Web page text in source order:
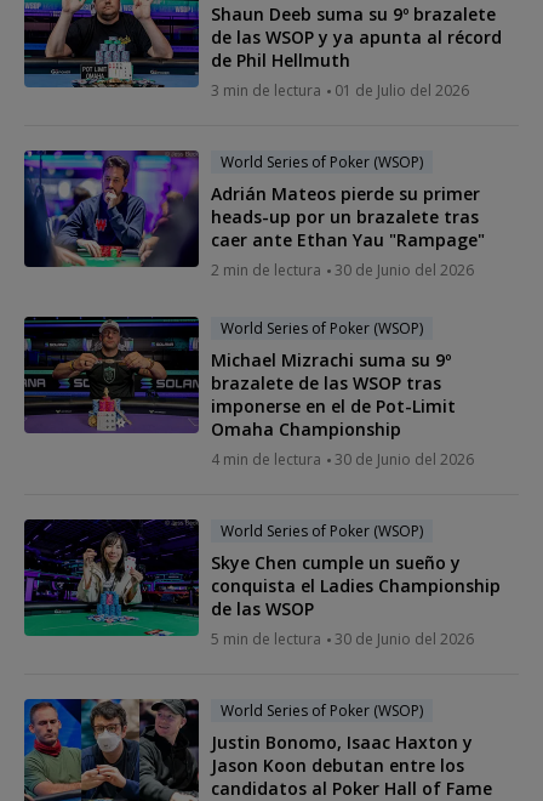
Shaun Deeb suma su 9º brazalete
de las WSOP y ya apunta al récord
de Phil Hellmuth
3 min de lectura 01 de Julio del 2026
World Series of Poker (WSOP)
Adrián Mateos pierde su primer
heads-up por un brazalete tras
caer ante Ethan Yau "Rampage"
2 min de lectura 30 de Junio del 2026
World Series of Poker (WSOP)
Michael Mizrachi suma su 9º
brazalete de las WSOP tras
imponerse en el de Pot-Limit
Omaha Championship
4 min de lectura 30 de Junio del 2026
World Series of Poker (WSOP)
Skye Chen cumple un sueño y
conquista el Ladies Championship
de las WSOP
5 min de lectura 30 de Junio del 2026
World Series of Poker (WSOP)
Justin Bonomo, Isaac Haxton y
Jason Koon debutan entre los
candidatos al Poker Hall of Fame